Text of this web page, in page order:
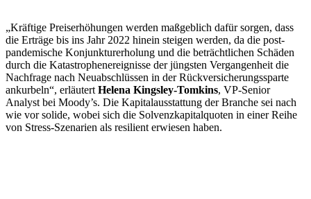
„Kräftige Preiserhöhungen werden maßgeblich dafür sorgen, dass
die Erträge bis ins Jahr 2022 hinein steigen werden, da die post-
pandemische Konjunkturerholung und die beträchtlichen Schäden
durch die Katastrophenereignisse der jüngsten Vergangenheit die
Nachfrage nach Neuabschlüssen in der Rückversicherungssparte
ankurbeln“, erläutertHelena Kingsley-Tomkins, VP-Senior
Analyst bei Moody’s. Die Kapitalausstattung der Branche sei nach
wie vor solide, wobei sich die Solvenzkapitalquoten in einer Reihe
von Stress-Szenarien als resilient erwiesen haben.